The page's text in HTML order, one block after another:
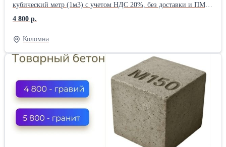
кубический метр (1м3) с учетом НДС 20%, без доставки и ПМД
Воспользуйтесь выгодным предложением: скидка 7% будет
зафиксирована за вашим номером телефона до конца недели.
Доставка бетона и раствора — круглосуточно, без выходных.
Оформите заявку прямо сейчас, чтобы зафиксировать цену.
4 800 р.
Коломна